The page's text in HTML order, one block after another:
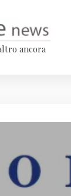
ancora